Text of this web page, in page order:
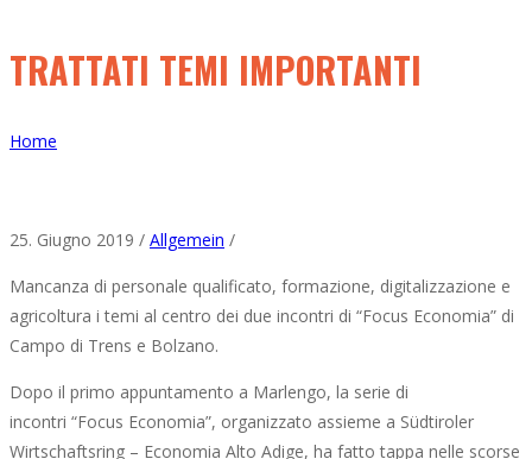
TRATTATI TEMI IMPORTANTI
Home
25. Giugno 2019 / Allgemein /
Mancanza di personale qualificato, formazione, digitalizzazione e
agricoltura i temi al centro dei due incontri di “Focus Economia” di
Campo di Trens e Bolzano.
Dopo il primo appuntamento a Marlengo, la serie di
incontri “Focus Economia”, organizzato assieme a Südtiroler
Wirtschaftsring – Economia Alto Adige, ha fatto tappa nelle scorse